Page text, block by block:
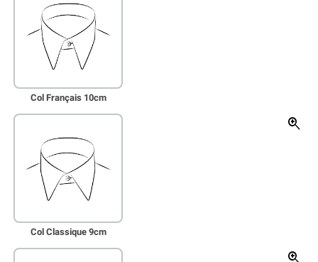
Col Français 10cm
Col Classique 9cm
zoom_in
zoom_in